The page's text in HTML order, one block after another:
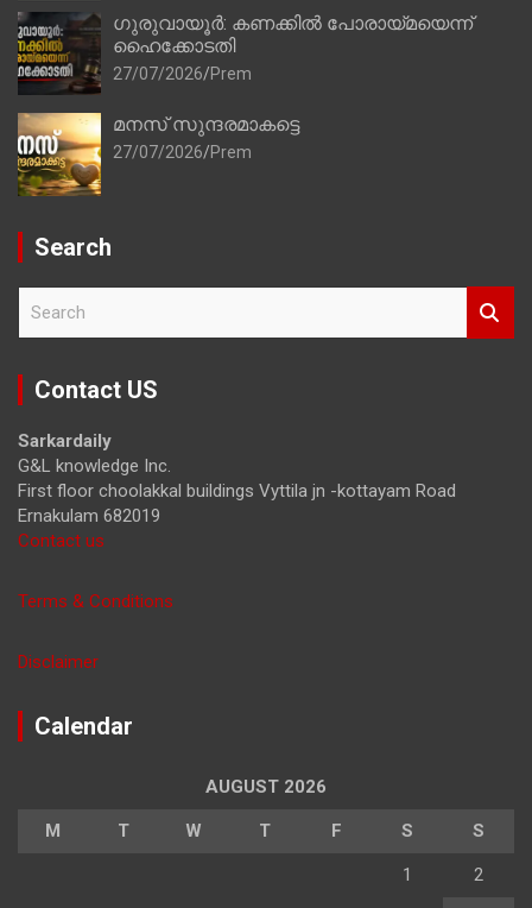
ഗുരുവായൂർ: കണക്കിൽ പോരായ്മയെന്ന്
ഹൈക്കോടതി
27/07/2026 Prem
മനസ് സുന്ദരമാകട്ടെ
27/07/2026 Prem
Search
r
Contact US
Sarkardaily
G&L knowledge Inc.
First floor choolakkal buildings Vyttila jn -kottayam Road
Ernakulam 682019
Contact us
Terms & Conditions
Disclaimer
Calendar
AUGUST 2026
M T W T F S S
1 2